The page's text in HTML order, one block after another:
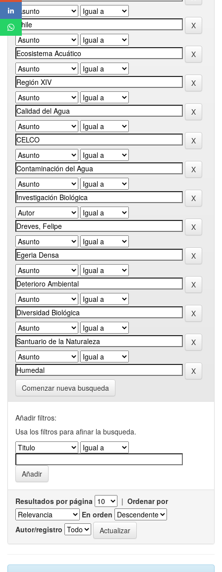
Comenzar nueva busqueda
Añadir filtros:
Usa los filtros para afinar la busqueda.
Resultados por página | Ordenar por
En orden
Autor/registro